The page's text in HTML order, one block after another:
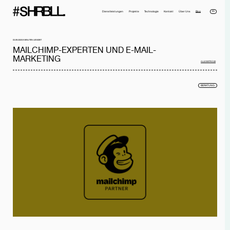
Dienstleistungen Projekte Technologie Kontakt Über Uns Blog EN
03.09.2020 8 MINUTEN LESEZEIT
MAILCHIMP-EXPERTEN UND E-MAIL-
MARKETING
ALLE BEITRÄGE
BERATUNG
Datenschutzerklärung gelesen und akzeptiere sie.
NACHRICHT SENDEN